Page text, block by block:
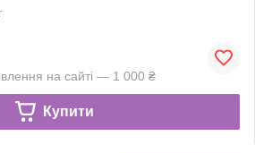
на сайті — 1 000 ₴
Купити